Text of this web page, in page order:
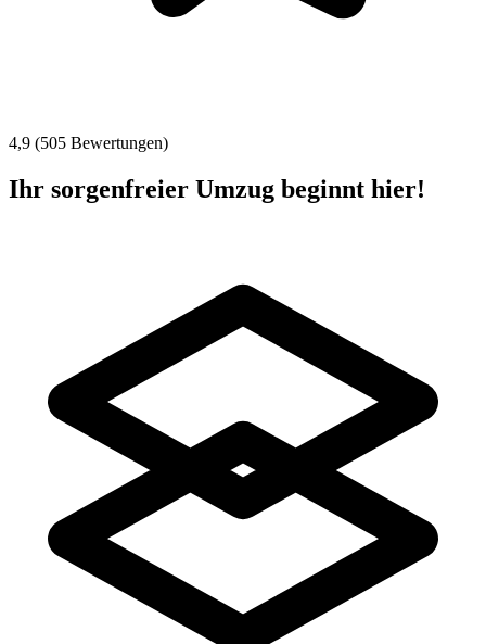
4,9 (505 Bewertungen)
Ihr sorgenfreier Umzug beginnt hier!